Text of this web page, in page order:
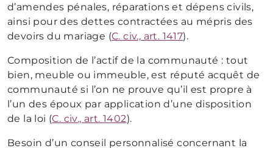
d’amendes pénales, réparations et dépens civils,
ainsi pour des dettes contractées au mépris des
devoirs du mariage (C. civ., art. 1417).
Composition de l’actif de la communauté : tout
bien, meuble ou immeuble, est réputé acquêt de
communauté si l’on ne prouve qu’il est propre à
l’un des époux par application d’une disposition
de la loi (C. civ., art. 1402).
Besoin d’un conseil personnalisé concernant la